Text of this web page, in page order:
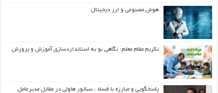
هوش مصنوعی و ارز دیجیتال
تکریم مقام معلم: نگاهی نو به استانداردسازی آموزش و پرورش
پاسخگویی و مبارزه با فساد ، سناتور هاولی در مقابل مدیرعامل